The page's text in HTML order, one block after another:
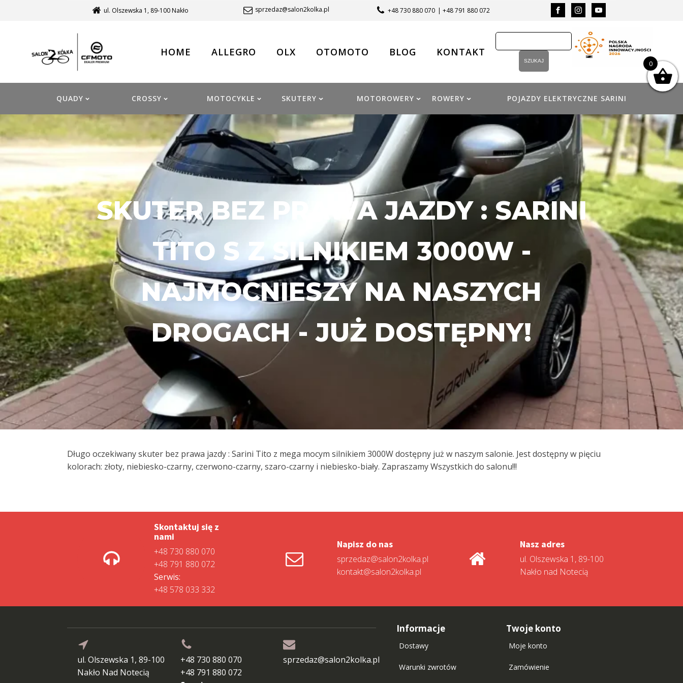
ul. Olszewska 1, 89-100 Nakło sprzedaz@salon2kolka.pl +48 730 880 070 | +48 791 880 072
HOME ALLEGRO OLX OTOMOTO BLOG KONTAKT
QUADY CROSSY MOTOCYKLE SKUTERY MOTOROWERY ROWERY POJAZDY ELEKTRYCZNE SARINI
SKUTER BEZ PRAWA JAZDY : SARINI
TITO S Z SILNIKIEM 3000W -
NAJMOCNIESZY NA NASZYCH
DROGACH - JUŻ DOSTĘPNY!
Długo oczekiwany skuter bez prawa jazdy : Sarini Tito z mega mocym silnikiem 3000W dostępny już w naszym salonie. Jest dostępny w pięciu
kolorach: złoty, niebiesko-czarny, czerwono-czarny, szaro-czarny i niebiesko-biały. Zapraszamy Wszystkich do salonu!!!
Skontaktuj się z
nami
+48 730 880 070
+48 791 880 072
Serwis:
+48 578 033 332
Napisz do nas
sprzedaz@salon2kolka.pl
kontakt@salon2kolka.pl
Nasz adres
ul. Olszewska 1, 89-100
Nakło nad Notecią
ul. Olszewska 1, 89-100
Nakło Nad Notecią
+48 730 880 070
+48 791 880 072
sprzedaz@salon2kolka.pl
Informacje
Dostawy
Warunki zwrotów
Twoje konto
Moje konto
Zamówienie
0